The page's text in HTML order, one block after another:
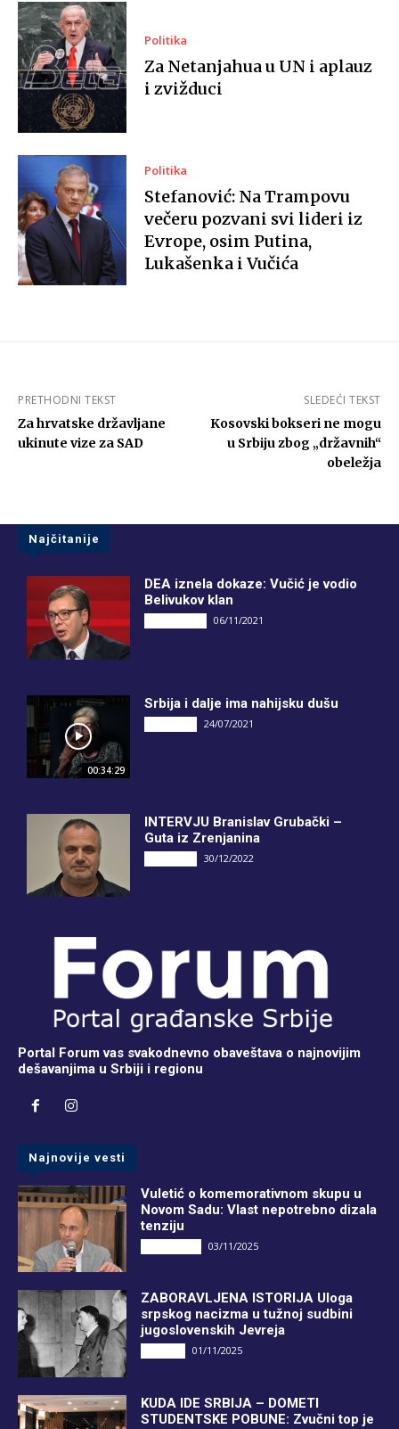
Politika
Za Netanjahua u UN i aplauz
i zvižduci
Politika
Stefanović: Na Trampovu
večeru pozvani svi lideri iz
Evrope, osim Putina,
Lukašenka i Vučića
PRETHODNI TEKST
Za hrvatske državljane
ukinute vize za SAD
SLEDEĆI TEKST
Kosovski bokseri ne mogu
u Srbiju zbog „državnih“
obeležja
Najčitanije
DEA iznela dokaze: Vučić je vodio
Belivukov klan
06/11/2021
00:34:29
Srbija i dalje ima nahijsku dušu
24/07/2021
INTERVJU Branislav Grubački –
Guta iz Zrenjanina
30/12/2022
Portal Forum vas svakodnevno obaveštava o najnovijim
dešavanjima u Srbiji i regionu
Najnovije vesti
Vuletić o komemorativnom skupu u
Novom Sadu: Vlast nepotrebno dizala
tenziju
03/11/2025
ZABORAVLJENA ISTORIJA Uloga
srpskog nacizma u tužnoj sudbini
jugoslovenskih Jevreja
01/11/2025
KUDA IDE SRBIJA – DOMETI
STUDENTSKE POBUNE: Zvučni top je